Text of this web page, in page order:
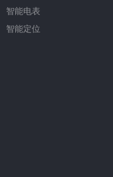
智能电表
智能定位